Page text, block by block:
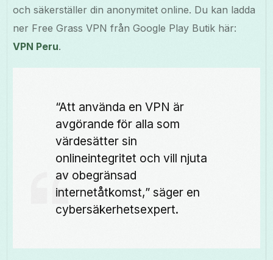
och säkerställer din anonymitet online. Du kan ladda
ner Free Grass VPN från Google Play Butik här:
VPN Peru.
“Att använda en VPN är
avgörande för alla som
värdesätter sin
onlineintegritet och vill njuta
av obegränsad
internetåtkomst,” säger en
cybersäkerhetsexpert.